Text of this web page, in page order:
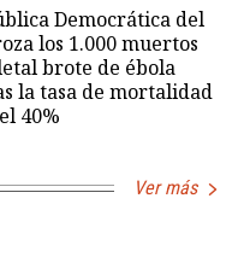
Democrática del
los 1.000 muertos
brote de ébola
la tasa de mortalidad
40%
Ver más